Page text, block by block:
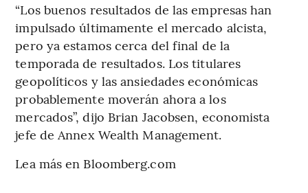
“Los buenos resultados de las empresas han
impulsado últimamente el mercado alcista,
pero ya estamos cerca del final de la
temporada de resultados. Los titulares
geopolíticos y las ansiedades económicas
probablemente moverán ahora a los
mercados”, dijo Brian Jacobsen, economista
jefe de Annex Wealth Management.
Lea más en Bloomberg.com